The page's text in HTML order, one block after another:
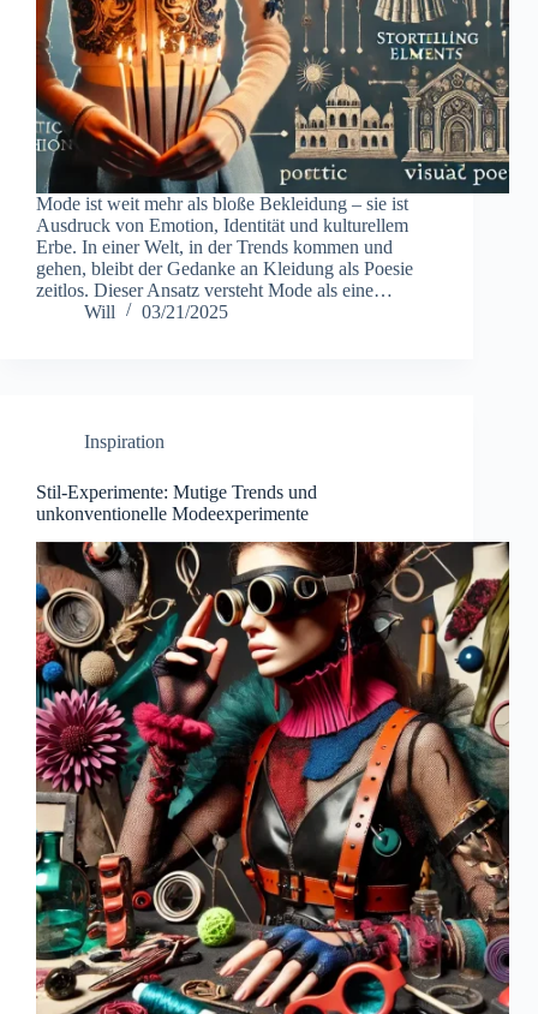
Mode ist weit mehr als bloße Bekleidung – sie ist
Ausdruck von Emotion, Identität und kulturellem
Erbe. In einer Welt, in der Trends kommen und
gehen, bleibt der Gedanke an Kleidung als Poesie
zeitlos. Dieser Ansatz versteht Mode als eine…
Will
03/21/2025
Inspiration
Stil-Experimente: Mutige Trends und
unkonventionelle Modeexperimente